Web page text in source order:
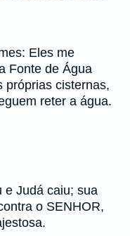
Eles me
Fonte de Água
próprias cisternas,
reter a água.
e Judá caiu; sua
o SENHOR,